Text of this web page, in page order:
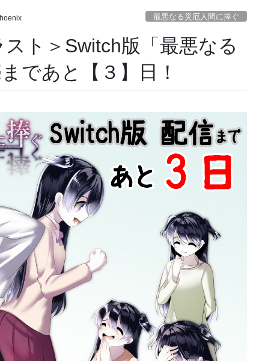
最悪なる災厄人間に捧ぐ
ト＞Switch版「最悪なる
であと【３】日！